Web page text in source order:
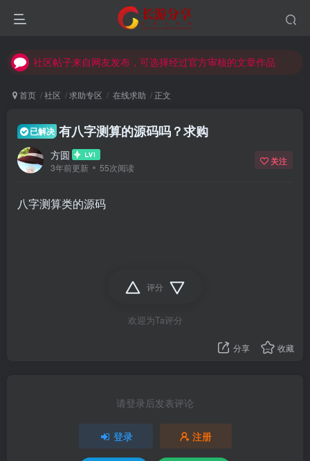
社区帖子来自网友发布，可选择经过官方审核的文章作品
社区帖子来自网友发布，可选择经过官方审核的文章作品
首页 社区 求助专区 在线求助 正文
已解决 有八字测算的源码吗？求购
方圆
3年前更新 55次阅读
关注
八字测算类的源码
评分
欢迎为Ta评分
分享 收藏
请登录后发表评论
登录 注册